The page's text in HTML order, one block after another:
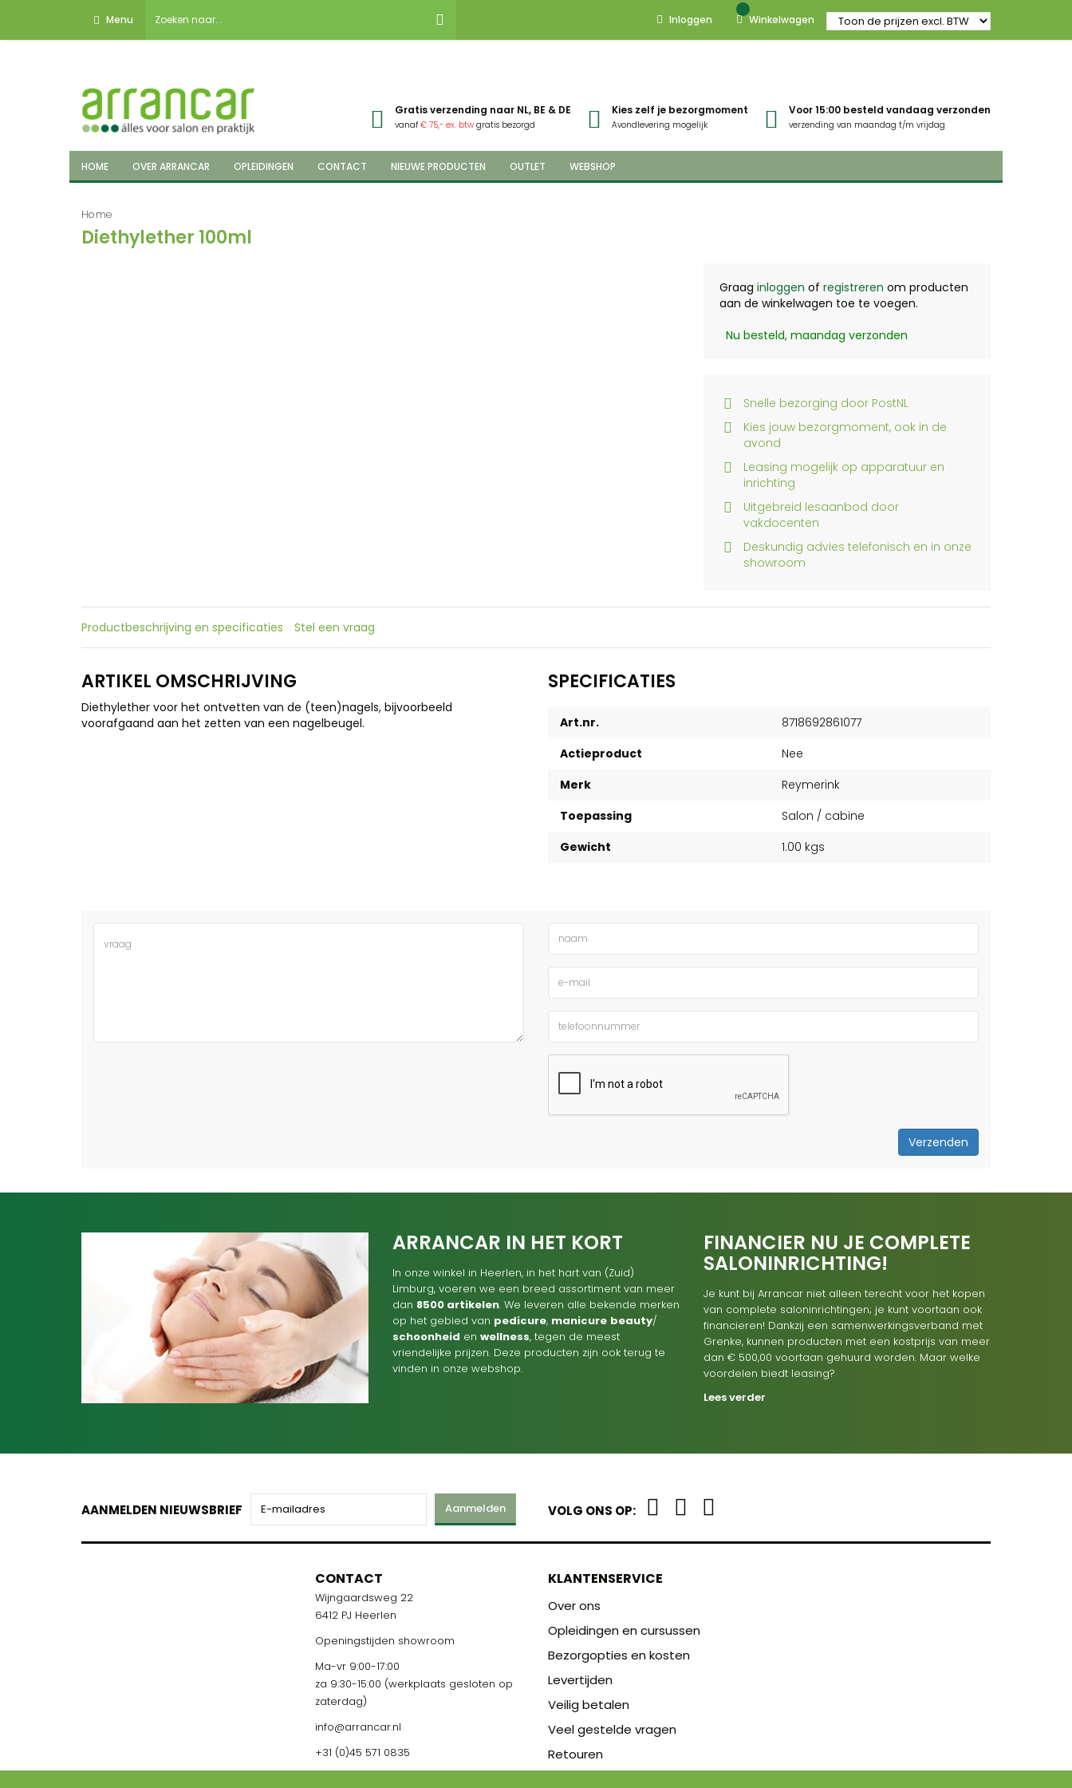
Menu Inloggen Winkelwagen
Gratis verzending naar NL, BE & DE
vanaf€ 75,- ex. btw gratis bezorgd
Kies zelf je bezorgmoment
Avondlevering mogelijk
Voor 15:00 besteld vandaag verzonden
verzending van maandag t/m vrijdag
HOME OVER ARRANCAR OPLEIDINGEN CONTACT NIEUWE PRODUCTEN OUTLET WEBSHOP
Home
Diethylether 100ml
Graag inloggen of registreren om producten
aan de winkelwagen toe te voegen.
Nu besteld, maandag verzonden
Snelle bezorging door PostNL
Kies jouw bezorgmoment, ook in de
avond
Leasing mogelijk op apparatuur en
inrichting
Uitgebreid lesaanbod door
vakdocenten
Deskundig advies telefonisch en in onze
showroom
Productbeschrijving en specificaties Stel een vraag
ARTIKEL OMSCHRIJVING
Diethylether voor het ontvetten van de (teen)nagels, bijvoorbeeld
voorafgaand aan het zetten van een nagelbeugel.
SPECIFICATIES
Art.nr.
8718692861077
Actieproduct
Nee
Merk
Reymerink
Toepassing
Salon / cabine
Gewicht
1.00 kgs
Verzenden
ARRANCAR IN HET KORT
In onze winkel in Heerlen, in het hart van (Zuid)
Limburg, voeren we een breed assortiment van meer
dan 8500 artikelen. We leveren alle bekende merken
op het gebied van pedicure, manicure beauty/
schoonheid en wellness, tegen de meest
vriendelijke prijzen. Deze producten zijn ook terug te
vinden in onze webshop.
FINANCIER NU JE COMPLETE
SALONINRICHTING!
Je kunt bij Arrancar niet alleen terecht voor het kopen
van complete saloninrichtingen; je kunt voortaan ook
financieren! Dankzij een samenwerkingsverband met
Grenke, kunnen producten met een kostprijs van meer
dan € 500,00 voortaan gehuurd worden. Maar welke
voordelen biedt leasing?
Lees verder
AANMELDEN NIEUWSBRIEF Aanmelden VOLG ONS OP:
CONTACT
Wijngaardsweg 22
6412 PJ Heerlen
Openingstijden showroom
Ma-vr 9:00-17:00
za 9:30-15:00 (werkplaats gesloten op
zaterdag)
info@arrancar.nl
+31 (0)45 571 0835
KLANTENSERVICE
Over ons
Opleidingen en cursussen
Bezorgopties en kosten
Levertijden
Veilig betalen
Veel gestelde vragen
Retouren